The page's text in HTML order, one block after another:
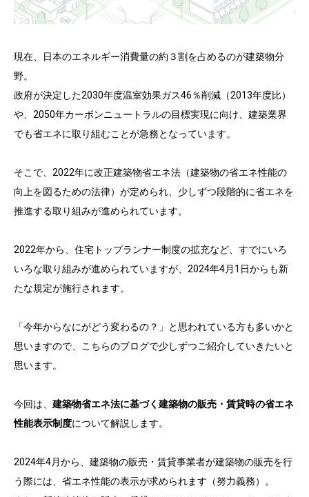
現在、日本のエネルギー消費量の約３割を占めるのが建築物分
野。
政府が決定した2030年度温室効果ガス46％削減（2013年度比）
や、2050年カーボンニュートラルの目標実現に向け、建築業界
でも省エネに取り組むことが急務となっています。
そこで、2022年に改正建築物省エネ法（建築物の省エネ性能の
向上を図るための法律）が定められ、少しずつ段階的に省エネを
推進する取り組みが進められています。
2022年から、住宅トップランナー制度の拡充など、すでにいろ
いろな取り組みが進められていますが、2024年4月1日からも新
たな規定が施行されます。
「今年からなにがどう変わるの？」と思われている方も多いかと
思いますので、こちらのブログで少しずつご紹介していきたいと
思います。
今回は、 建築物省エネ法に基づく建築物の販売・賃貸時の省エネ
性能表示制度について解説します。
2024年4月から、建築物の販売・賃貸事業者が建築物の販売を行
う際には、省エネ性能の表示が求められます（努力義務）。